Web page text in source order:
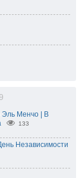
Эль Менчо | В
133
Независимости